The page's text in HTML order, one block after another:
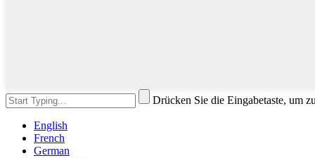
Drücken Sie die Eingabetaste, um
English
French
German